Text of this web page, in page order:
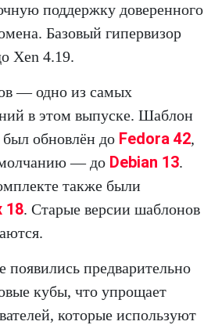
поддержку доверенного
Базовый гипервизор
Xen 4.19.
— одно из самых
в этом выпуске. Шаблон
обновлён до Fedora 42,
— до Debian 13.
также были
18. Старые версии шаблонов
появились предварительно
кубы, что упрощает
которые используют